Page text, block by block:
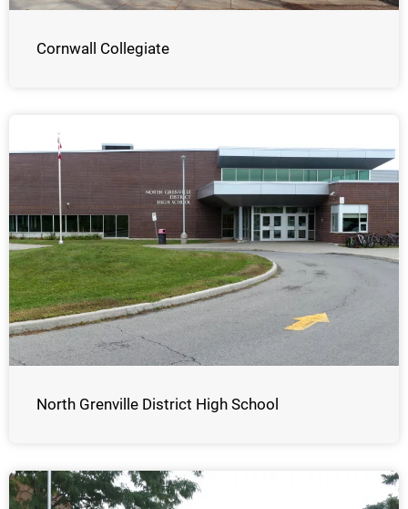
Cornwall Collegiate
North Grenville District High School